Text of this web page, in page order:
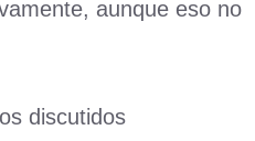
aunque eso no
discutidos